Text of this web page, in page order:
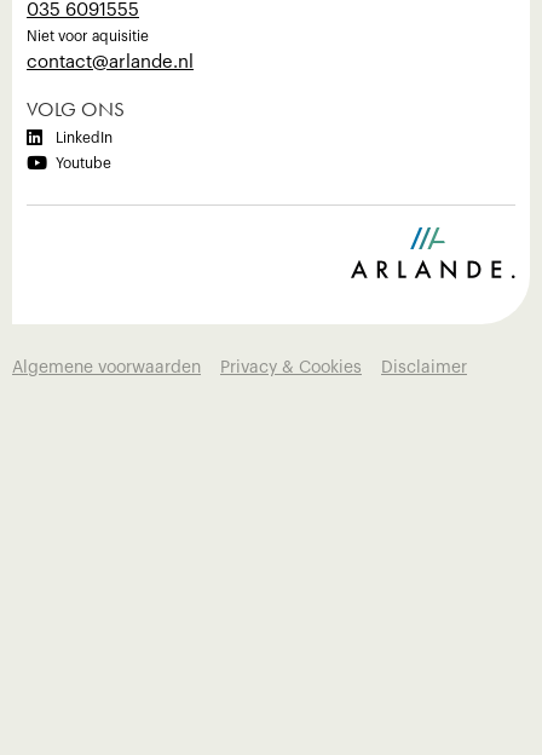
035 6091555
Niet voor aquisitie
‍contact@arlande.nl
VOLG ONS
 LinkedIn
 Youtube
Algemene voorwaarden Privacy & Cookies Disclaimer